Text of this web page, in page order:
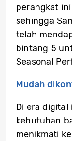
perangkat
sehingga
telah
bintang 5
Seasonal
Mudah
Di era digital
kebutuhan
menikmati